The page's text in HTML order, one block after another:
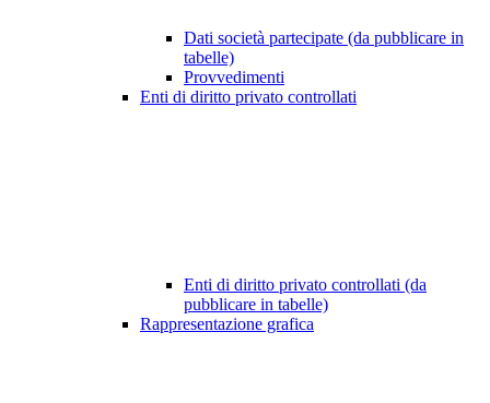
Dati società partecipate (da pubblicare in
tabelle)
Provvedimenti
Enti di diritto privato controllati
Enti di diritto privato controllati (da
pubblicare in tabelle)
Rappresentazione grafica